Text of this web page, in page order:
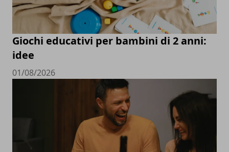
Giochi educativi per bambini di 2 anni:
idee
01/08/2026